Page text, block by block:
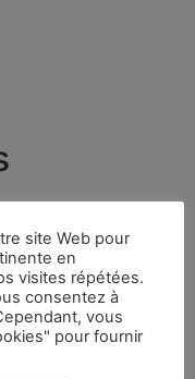
site Web pour
en
visites répétées.
consentez à
vous
pour fournir